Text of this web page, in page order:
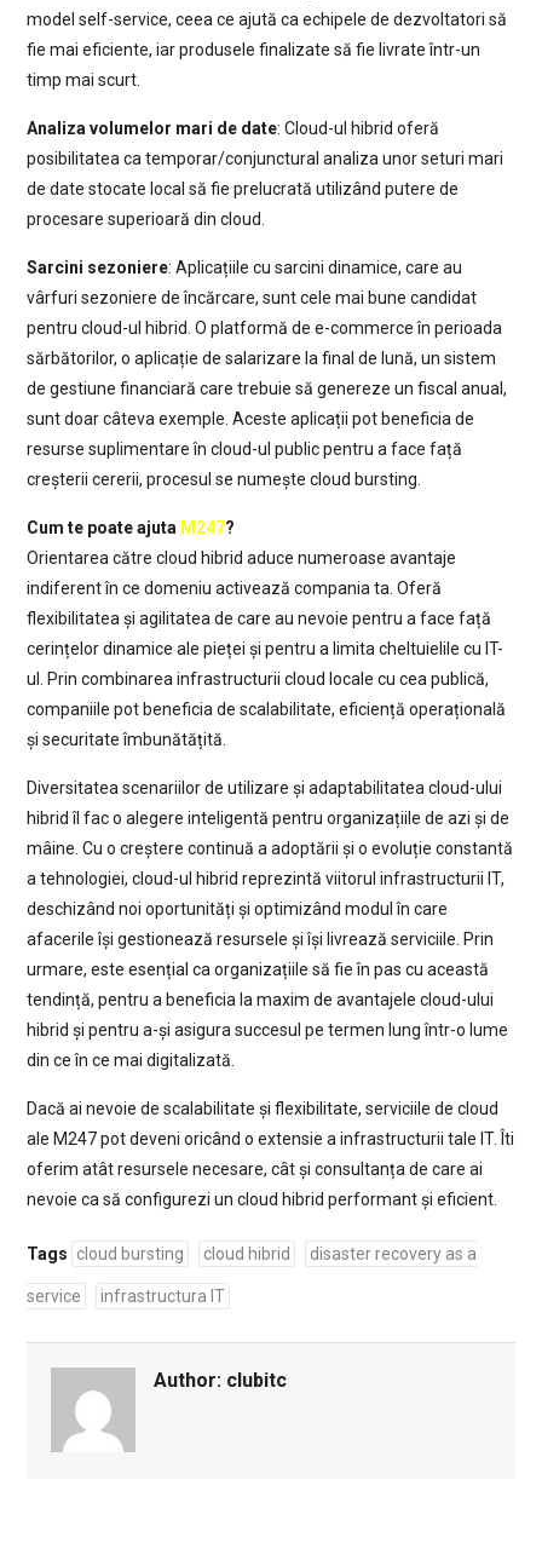
model self-service, ceea ce ajută ca echipele de dezvoltatori să
fie mai eficiente, iar produsele finalizate să fie livrate într-un
timp mai scurt.
Analiza volumelor mari de date: Cloud-ul hibrid oferă
posibilitatea ca temporar/conjunctural analiza unor seturi mari
de date stocate local să fie prelucrată utilizând putere de
procesare superioară din cloud.
Sarcini sezoniere: Aplicațiile cu sarcini dinamice, care au
vârfuri sezoniere de încărcare, sunt cele mai bune candidat
pentru cloud-ul hibrid. O platformă de e-commerce în perioada
sărbătorilor, o aplicație de salarizare la final de lună, un sistem
de gestiune financiară care trebuie să genereze un fiscal anual,
sunt doar câteva exemple. Aceste aplicații pot beneficia de
resurse suplimentare în cloud-ul public pentru a face față
creșterii cererii, procesul se numește cloud bursting.
Cum te poate ajuta M247?
Orientarea către cloud hibrid aduce numeroase avantaje
indiferent în ce domeniu activează compania ta. Oferă
flexibilitatea și agilitatea de care au nevoie pentru a face față
cerințelor dinamice ale pieței și pentru a limita cheltuielile cu IT-
ul. Prin combinarea infrastructurii cloud locale cu cea publică,
companiile pot beneficia de scalabilitate, eficiență operațională
și securitate îmbunătățită.
Diversitatea scenariilor de utilizare și adaptabilitatea cloud-ului
hibrid îl fac o alegere inteligentă pentru organizațiile de azi și de
mâine. Cu o creștere continuă a adoptării și o evoluție constantă
a tehnologiei, cloud-ul hibrid reprezintă viitorul infrastructurii IT,
deschizând noi oportunități și optimizând modul în care
afacerile își gestionează resursele și își livrează serviciile. Prin
urmare, este esențial ca organizațiile să fie în pas cu această
tendință, pentru a beneficia la maxim de avantajele cloud-ului
hibrid și pentru a-și asigura succesul pe termen lung într-o lume
din ce în ce mai digitalizată.
Dacă ai nevoie de scalabilitate și flexibilitate, serviciile de cloud
ale M247 pot deveni oricând o extensie a infrastructurii tale IT. Îti
oferim atât resursele necesare, cât și consultanța de care ai
nevoie ca să configurezi un cloud hibrid performant și eficient.
Tags cloud bursting cloud hibrid disaster recovery as a
service infrastructura IT
Author: clubitc